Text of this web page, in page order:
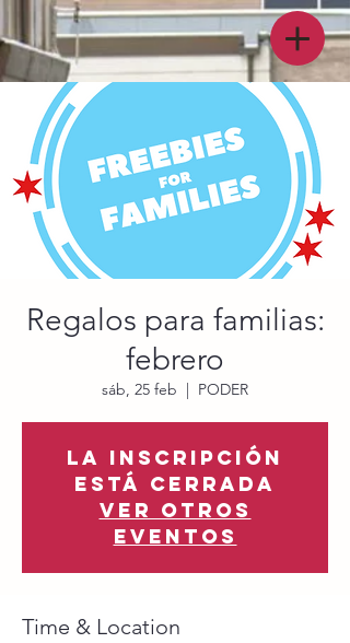
Regalos para familias:
febrero
sáb, 25 feb
  |
PODER
La inscripción
está cerrada
Ver otros
eventos
Time & Location